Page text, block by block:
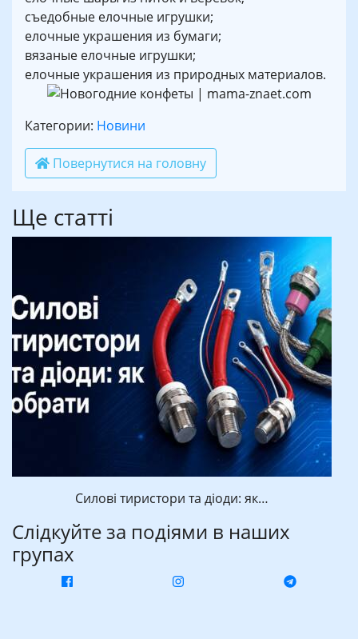
съедобные елочные игрушки;
елочные украшения из бумаги;
вязаные елочные игрушки;
елочные украшения из природных материалов.
Категории: Новини
Повернутися на головну
Ще статті
Силові тиристори та діоди: як…
Слідкуйте за подіями в наших
групах